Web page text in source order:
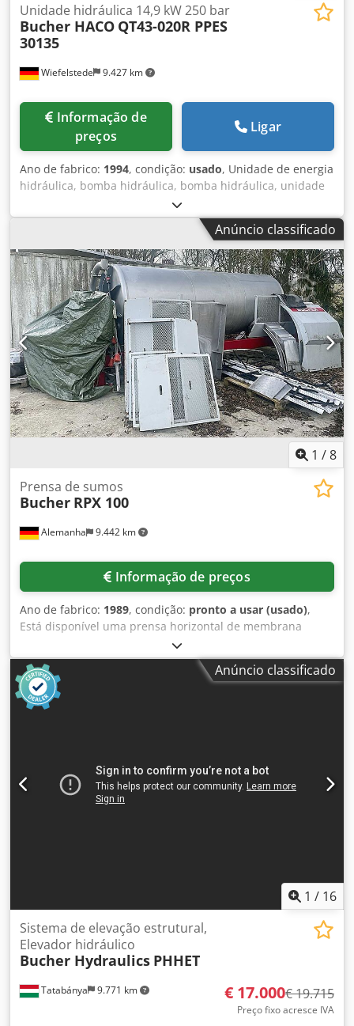
Wiefelstede 9.427 km
Unidade hidráulica 14,9 kW 250 bar
Bucher HACO QT43-020R PPES
30135
preços
Ligar
Ano de fabrico: 1994, condição: usado, Unidade de energia
hidráulica, bomba hidráulica, bomba hidráulica, unidade
de energia universal, estação hidráulica, -Fabricante:
Bucher, Unidade hidráulica da prensa dobradeira HACO
tipo PPES 30135 Csdpfx Aherc Ilksaorf -Bomba hidráulica:
Tipo QT43-020R -Motor: EMI 14,9 kW / 1460 rpm -
Componentes individuais: ver fotos -Dimensões:
970/420/H370 mm -Peso: 185 kg
Anúncio classificado
1 /8
Alemanha 9.442 km
Prensa de sumos
Bucher RPX 100
Informação de preços
Ano de fabrico: 1989, condição: pronto a usar (usado),
Está disponível uma prensa horizontal de membrana
pneumática Bucher para a indústria alimentar. Volume
nominal: 100 hl, capacidade máxima de processamento
(uvas): 6000 kg por lote, dimensões da máquina X/Y/Z:
aproximadamente 6300 mm/2200 mm/2250 mm, peso:
aproximadamente 5000 kg. Inclui sistema de enchimento
Anúncio classificado
1 / 16
Tatabánya 9.771 km
Sistema de elevação estrutural,
Elevador hidráulico
Bucher Hydraulics PHHET
€ 17.000€ 19.715
Preço fixo acresce IVA